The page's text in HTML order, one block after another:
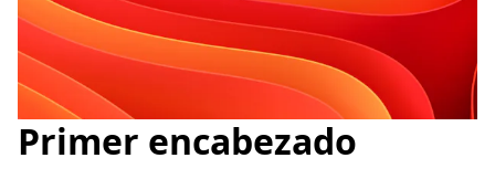
Primer encabezado